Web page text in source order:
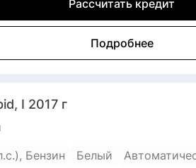
Рассчитать кредит
Подробнее
I 2017 г
Бензин
Белый